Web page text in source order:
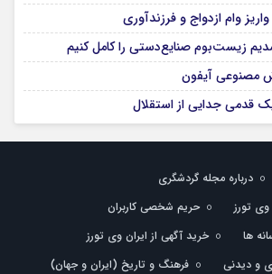
وام ازدواج و فرزندآوری
زیست‌بوم‌ صنایع‌دستی را کامل کنیم
مصنوعی آیفون
قدمی جدایی از استقلال
درباره مجله گردشگری
وی تورز
حریم شخصی کاربران
ها
خرید آگهی از ایران وی تورز
و دیدنی
فرهنگ و تاریخ (ایران و جهان)